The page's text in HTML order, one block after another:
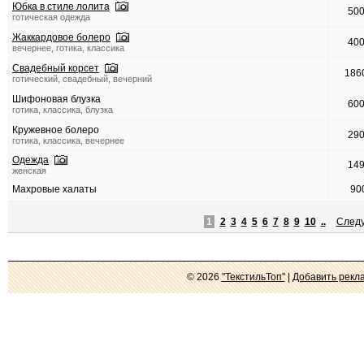
Юбка в стиле лолита
готическая одежда
Жаккардовое болеро
вечернее, готика, классика
Свадебный корсет
готический, свадебный, вечерний
Шифоновая блузка
готика, классика, блузка
Кружевное болеро
готика, классика, вечернее
Одежда
женская
Махровые халаты
1 2 3 4 5 6 7 8 9 10 ..
© 2026"ТекстильТоп"|Добавить